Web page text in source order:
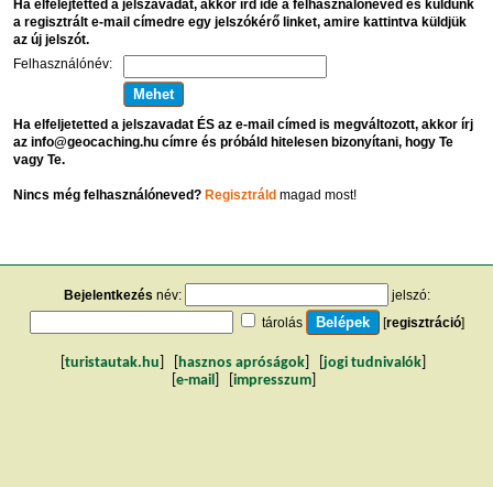
Ha elfelejtetted a jelszavadat, akkor írd ide a felhasználóneved és küldünk
a regisztrált e-mail címedre egy jelszókérő linket, amire kattintva küldjük
az új jelszót.
Felhasználónév:
Ha elfeljetetted a jelszavadat ÉS az e-mail címed is megváltozott, akkor írj
az info@geocaching.hu címre és próbáld hitelesen bizonyítani, hogy Te
vagy Te.
Nincs még felhasználóneved? Regisztráldmagad most!
Bejelentkezés név:
jelszó:
tárolás
[regisztráció]
turistautak.hu hasznos apróságok jogi tudnivalók
e-mail impresszum]